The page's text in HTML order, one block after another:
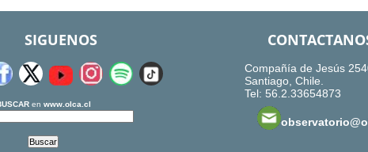
SIGUENOS
en www.olca.cl
Compañía de Jesús
Santiago, Chile.
Tel: 56.2.33654873